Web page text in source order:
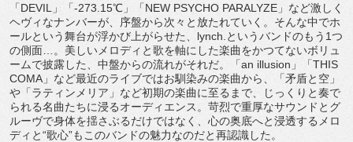
「DEVIL」「-273.15℃」「NEW PSYCHO PARALYZE」など激しく
ヘヴィなナンバーが、序盤から次々と放たれていく。そんな中でホ
ールという舞台が浮かび上がらせた、lynch.というバンドのもう1つ
の側面…。美しいメロディと歌を軸にした楽曲をかつてないボリュ
ームで披露した、中盤からの流れがそれだ。「an illusion」「THIS
COMA」など最近のライブではお馴染みの楽曲から、「矛盾と空」
や「ラティンメリア」など初期の楽曲に至るまで、じっくりと奏で
られる名曲たちに浸るオーディエンス。苛烈で重厚なサウンドとグ
ルーヴで身体を揺さぶるだけではなく、心の奥底へと浸透するメロ
ディと“歌心”もこのバンドの魅力なのだと再認識した。